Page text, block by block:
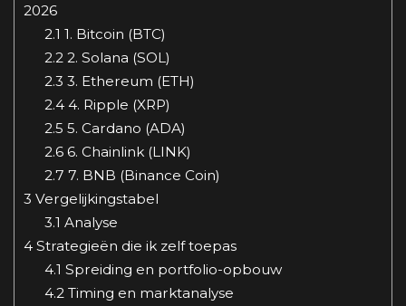
2026
2.1 1. Bitcoin (BTC)
2.22. Solana (SOL)
2.3 3. Ethereum (ETH)
2.44. Ripple (XRP)
2.5 5. Cardano (ADA)
2.66. Chainlink (LINK)
2.7 7. BNB (Binance Coin)
3 Vergelijkingstabel
3.1 Analyse
4 Strategieën die ik zelf toepas
4.1 Spreiding en portfolio-opbouw
4.2Timing en marktanalyse